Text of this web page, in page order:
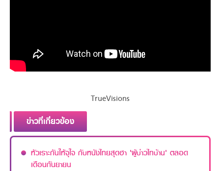
TrueVisions
ข่าวที่เกี่ยวข้อง
หัวเราะกันให้จุใจ กับหนังไทยสุดฮา 'ผู้บ่าวไทบ้าน' ตลอด
เดือนกันยายน